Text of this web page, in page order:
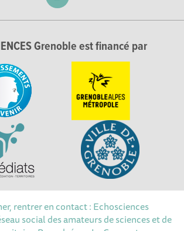
Grenoble est financé par
rentrer en contact : Echosciences
social des amateurs de sciences et de